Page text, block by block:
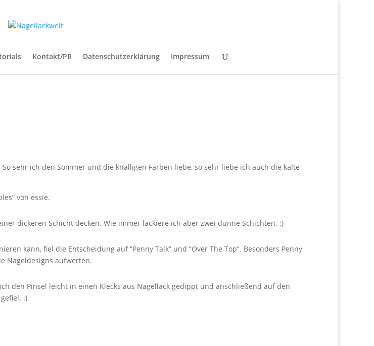
Kontakt/PR Datenschutzerklärung Impressum
sehr ich den Sommer und die knalligen Farben liebe, so sehr liebe ich auch die kalte
von essie.
dickeren Schicht decken. Wie immer lackiere ich aber zwei dünne Schichten. :)
kann, fiel die Entscheidung auf “Penny Talk” und “Over The Top”. Besonders Penny
Nageldesigns aufwerten.
den Pinsel leicht in einen Klecks aus Nagellack gedippt und anschließend auf den
:)